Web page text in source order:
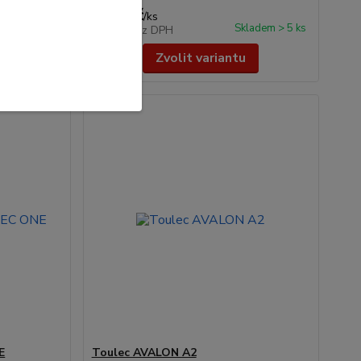
430 Kč/ks
bez DPH Skladem > 5 ks
Zvolit variantu
Toulec AVALON A2